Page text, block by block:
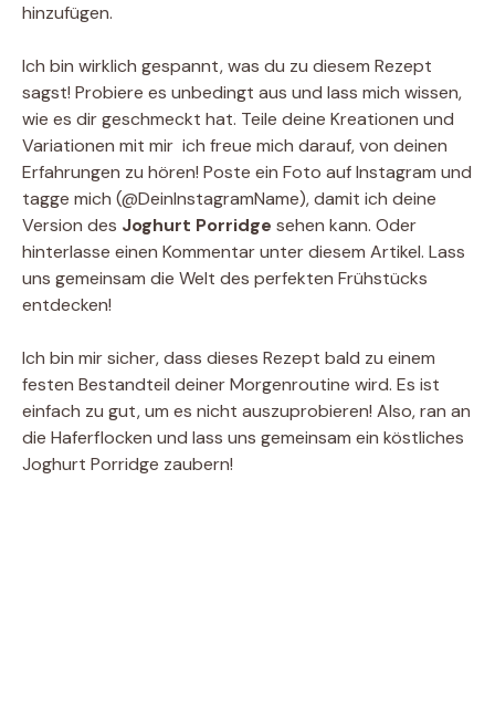
hinzufügen.
Ich bin wirklich gespannt, was du zu diesem Rezept
sagst! Probiere es unbedingt aus und lass mich wissen,
wie es dir geschmeckt hat. Teile deine Kreationen und
Variationen mit mir  ich freue mich darauf, von deinen
Erfahrungen zu hören! Poste ein Foto auf Instagram und
tagge mich (@DeinInstagramName), damit ich deine
Version des Joghurt Porridge sehen kann. Oder
hinterlasse einen Kommentar unter diesem Artikel. Lass
uns gemeinsam die Welt des perfekten Frühstücks
entdecken!
Ich bin mir sicher, dass dieses Rezept bald zu einem
festen Bestandteil deiner Morgenroutine wird. Es ist
einfach zu gut, um es nicht auszuprobieren! Also, ran an
die Haferflocken und lass uns gemeinsam ein köstliches
Joghurt Porridge zaubern!